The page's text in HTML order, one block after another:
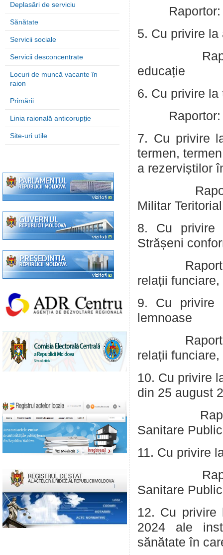
Deplasări de serviciu
Sănătate
Servicii sociale
Servicii desconcentrate
Locuri de muncă vacante în
raion
Primării
Linia raională anticorupție
Site-uri utile
Raportor:
5. Cu privire la
Raportor:
educație
6. Cu privire la
Raportor:
7. Cu privire
termen,
a rezerviștilor
Raportor:
Militar
8. Cu privire
Strășeni
Raportor:
relații funciare,
9. Cu privire
lemnoase
Raportor:
relații funciare,
10. Cu privire
din 25 august
Sanitare
11. Cu privire
Sanitare
12. Cu privire
2024 ale
sănătate în